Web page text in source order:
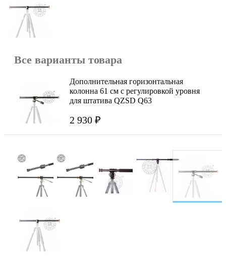
Все варианты товара
Дополнительная горизонтальная
колонна 61 см с регулировкой уровня
для штатива QZSD Q63
2 930 ₽